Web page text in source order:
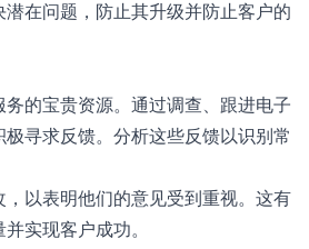
在问题，防止其升级并防止客户的
的宝贵资源。通过调查、跟进电子
寻求反馈。分析这些反馈以识别常
以表明他们的意见受到重视。这有
实现客户成功。